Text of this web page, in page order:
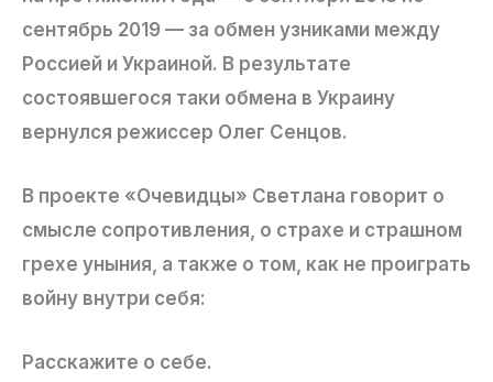
сентябрь 2019 — за обмен узниками между
Россией и Украиной. В результате
состоявшегося таки обмена в Украину
вернулся режиссер Олег Сенцов.
В проекте «Очевидцы» Светлана говорит о
смысле сопротивления, о страхе и страшном
грехе уныния, а также о том, как не проиграть
войну внутри себя:
Расскажите о себе.